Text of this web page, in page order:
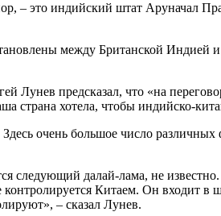
– это индийский штат Аруначал
между Британской
предсказал, что «на
страна хотела, чтобы индийско-
очень большое число различных
следующий далай-лама, не
контролируется Китаем. Он
– сказал Лунев.